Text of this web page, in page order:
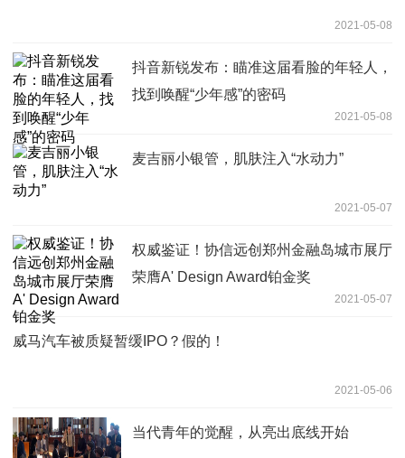
2021-05-08
抖音新锐发布：瞄准这届看脸的年轻人，
找到唤醒“少年感”的密码
2021-05-08
麦吉丽小银管，肌肤注入“水动力”
2021-05-07
权威鉴证！协信远创郑州金融岛城市展厅
荣膺A' Design Award铂金奖
2021-05-07
威马汽车被质疑暂缓IPO？假的！
2021-05-06
当代青年的觉醒，从亮出底线开始